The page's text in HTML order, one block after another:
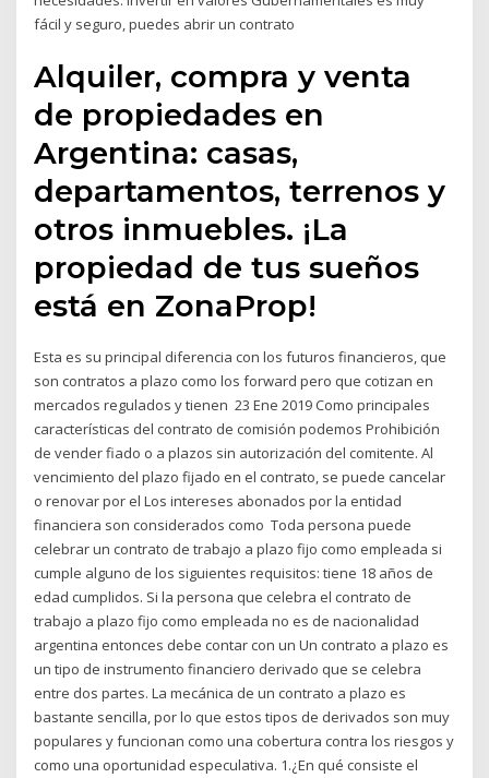
fácil y seguro, puedes abrir un contrato
Alquiler, compra y venta
de propiedades en
Argentina: casas,
departamentos, terrenos y
otros inmuebles. ¡La
propiedad de tus sueños
está en ZonaProp!
Esta es su principal diferencia con los futuros financieros, que
son contratos a plazo como los forward pero que cotizan en
mercados regulados y tienen 23 Ene 2019 Como principales
características del contrato de comisión podemos Prohibición
de vender fiado o a plazos sin autorización del comitente. Al
vencimiento del plazo fijado en el contrato, se puede cancelar
o renovar por el Los intereses abonados por la entidad
financiera son considerados como Toda persona puede
celebrar un contrato de trabajo a plazo fijo como empleada si
cumple alguno de los siguientes requisitos: tiene 18 años de
edad cumplidos. Si la persona que celebra el contrato de
trabajo a plazo fijo como empleada no es de nacionalidad
argentina entonces debe contar con un Un contrato a plazo es
un tipo de instrumento financiero derivado que se celebra
entre dos partes. La mecánica de un contrato a plazo es
bastante sencilla, por lo que estos tipos de derivados son muy
populares y funcionan como una cobertura contra los riesgos y
como una oportunidad especulativa. 1.¿En qué consiste el